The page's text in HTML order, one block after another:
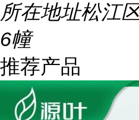
所在地址松江
6幢
推荐产品